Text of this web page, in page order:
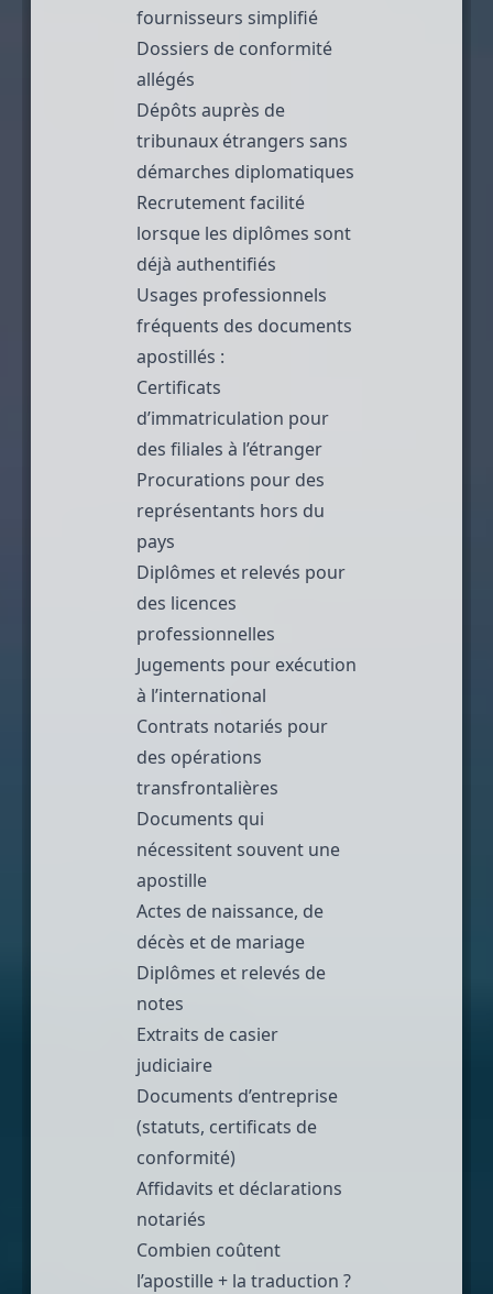
fournisseurs simplifié
Dossiers de conformité
allégés
Dépôts auprès de
tribunaux étrangers sans
démarches diplomatiques
Recrutement facilité
lorsque les diplômes sont
déjà authentifiés
Usages professionnels
fréquents des documents
apostillés :
Certificats
d’immatriculation pour
des filiales à l’étranger
Procurations pour des
représentants hors du
pays
Diplômes et relevés pour
des licences
professionnelles
Jugements pour exécution
à l’international
Contrats notariés pour
des opérations
transfrontalières
Documents qui
nécessitent souvent une
apostille
Actes de naissance, de
décès et de mariage
Diplômes et relevés de
notes
Extraits de casier
judiciaire
Documents d’entreprise
(statuts, certificats de
conformité)
Affidavits et déclarations
notariés
Combien coûtent
l’apostille + la traduction ?